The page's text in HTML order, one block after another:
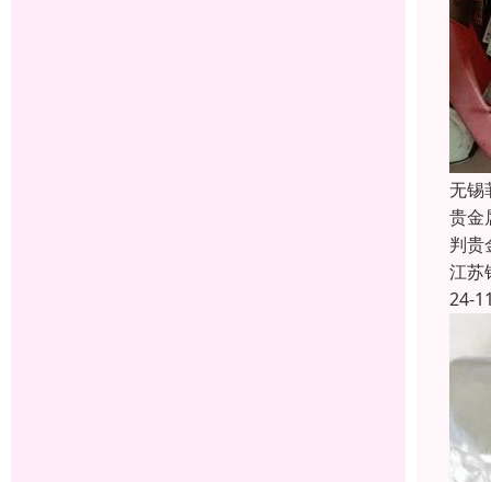
无锡
贵金
判贵
江苏
24-